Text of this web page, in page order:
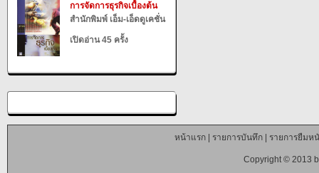
การจัดการธุรกิจเบื้องต้น
สำนักพิมพ์ เอ็ม-เอ็ดดูเคชั่น
เปิดอ่าน 45 ครั้ง
หน้าแรก| รายการบันทึก| รายการยืมห
Copyright © 2013